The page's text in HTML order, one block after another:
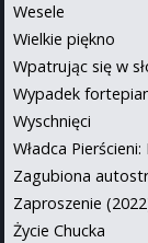
Wesele
Wielkie piękno
Wpatrując się w
Wypadek
Wyschnięci
Władca
Zagubiona
Zaproszenie
Życie Chucka